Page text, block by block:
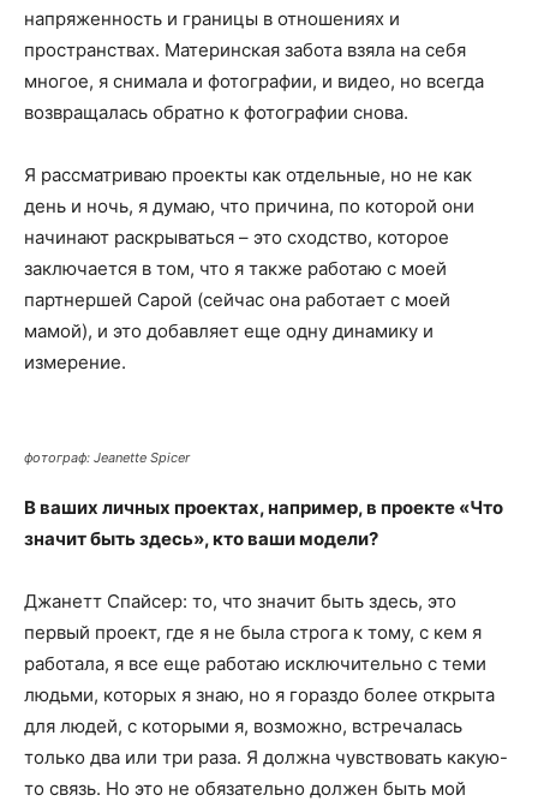
напряженность и границы в отношениях и
пространствах. Материнская забота взяла на себя
многое, я снимала и фотографии, и видео, но всегда
возвращалась обратно к фотографии снова.
Я рассматриваю проекты как отдельные, но не как
день и ночь, я думаю, что причина, по которой они
начинают раскрываться – это сходство, которое
заключается в том, что я также работаю с моей
партнершей Сарой (сейчас она работает с моей
мамой), и это добавляет еще одну динамику и
измерение.
фотограф: Jeanette Spicer
В ваших личных проектах, например, в проекте «Что
значит быть здесь», кто ваши модели?
Джанетт Спайсер: то, что значит быть здесь, это
первый проект, где я не была строга к тому, с кем я
работала, я все еще работаю исключительно с теми
людьми, которых я знаю, но я гораздо более открыта
для людей, с которыми я, возможно, встречалась
только два или три раза. Я должна чувствовать какую-
то связь. Но это не обязательно должен быть мой